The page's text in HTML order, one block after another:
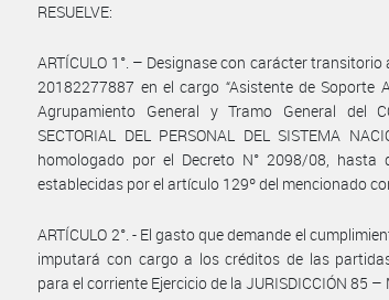
RESUELVE:
ARTÍCULO 1°. – Designase con carácter transitorio
20182277887 en el cargo “Asistente de Soporte
Agrupamiento General y Tramo General del
SECTORIAL DEL PERSONAL DEL SISTEMA
homologado por el Decreto N° 2098/08, hasta
establecidas por el artículo 129º del mencionado
ARTÍCULO 2°. - El gasto que demande el
imputará con cargo a los créditos de las
para el corriente Ejercicio de la JURISDICCIÓN 85 –